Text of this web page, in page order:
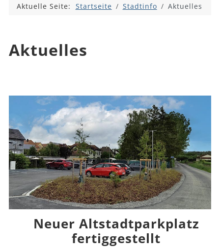
Aktuelle Seite: Startseite Stadtinfo Aktuelles
Aktuelles
Neuer Altstadtparkplatz
fertiggestellt